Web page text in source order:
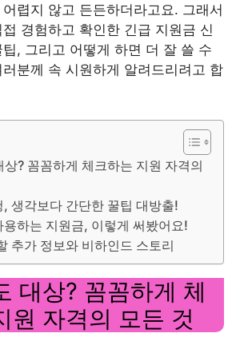
렵지 않고 든든하더라고요. 그래서
경험하고 확인한 긴급 지원금 신
, 그리고 어떻게 하면 더 잘 쓸 수
분께 속 시원하게 알려드리려고 합
상? 꼼꼼하게 체크하는 지원 자격의
, 생각보다 간단한 꿀팁 대방출!
용하는 지원금, 이렇게 써봤어요!
추가 정보와 비하인드 스토리
대상? 꼼꼼하게 체
원 자격의 모든 것